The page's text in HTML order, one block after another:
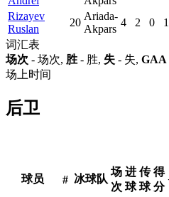
Rizayev
Ruslan
20
Ariada-
Akpars
4 2 0 1
词汇表
场次 - 场次, 胜 - 胜, 失 - 失, GAA
场上时间
后卫
球员 # 冰球队
场
次
进
球
传
球
得
分